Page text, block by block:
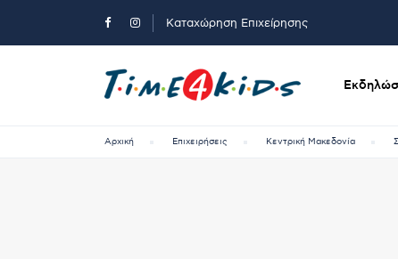
Καταχώρηση Επιχείρησης
Αρχική Επιχειρήσεις Κεντρική Μακεδονία